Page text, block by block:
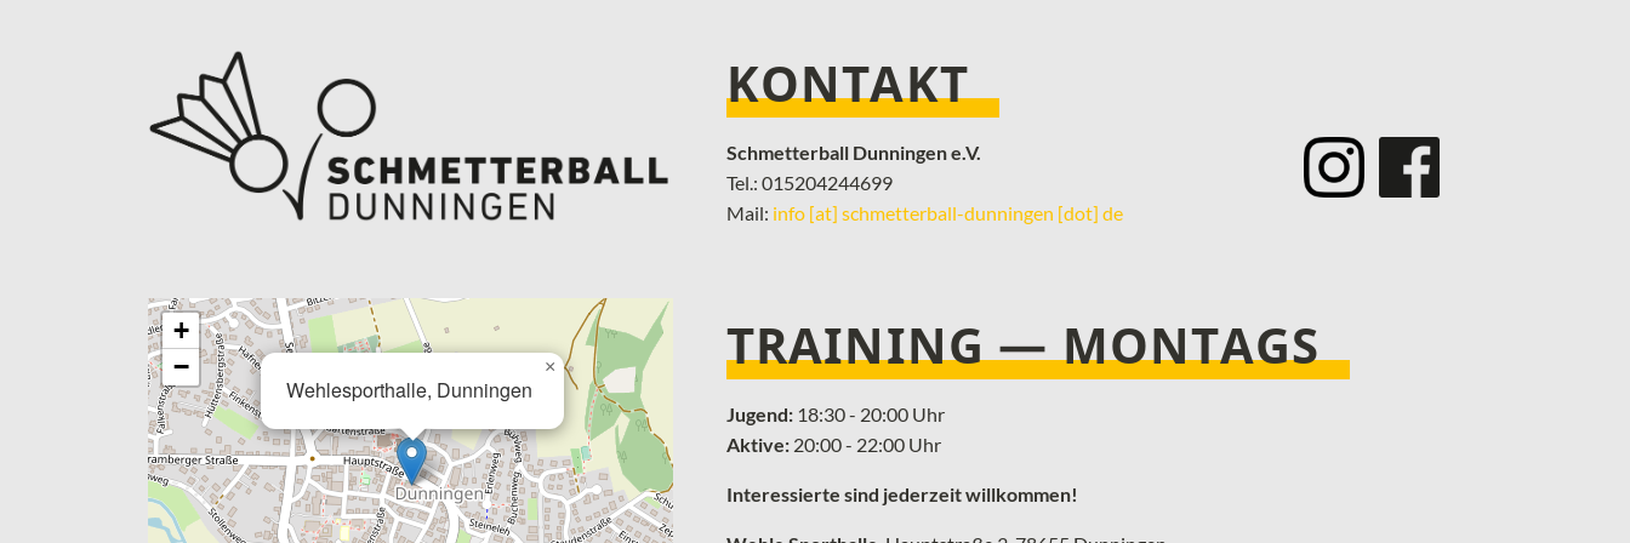
KONTAKT
Schmetterball Dunningen e.V.
Tel.: 015204244699
Mail: info [at] schmetterball-dunningen [dot] de
Wehlesporthalle, Dunningen
×
+
−
TRAINING — MONTAGS
Jugend:18:30 - 20:00 Uhr
Aktive:20:00 - 22:00 Uhr
Interessierte sind jederzeit willkommen!